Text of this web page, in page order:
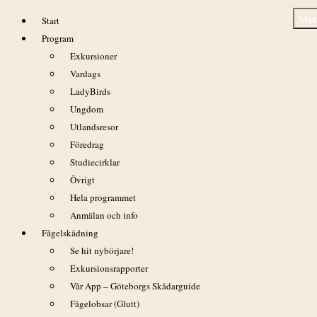
Start
Program
Exkursioner
Vardags
LadyBirds
Ungdom
Utlandsresor
Föredrag
Studiecirklar
Övrigt
Hela programmet
Anmälan och info
Fågelskådning
Se hit nybörjare!
Exkursionsrapporter
Vår App – Göteborgs Skådarguide
Fågelobsar (Glutt)
EuroBirdwatch 1-2 oktober